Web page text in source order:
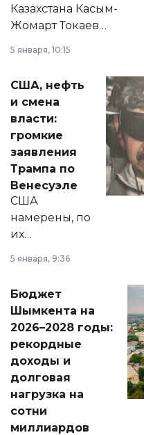
Казахстана Касым-
Жомарт Токаев
сразу несколько
актуальных тем —
от слухов о
политических
реформах до
вопросов армии,
экономики и
личного здоровья.
5 января, 10:15
США, нефть
и смена
власти:
громкие
заявления
Трампа по
Венесуэле
США
намерены, по
их
принести
народу
Венесуэлы.
5 января, 9:36
Бюджет
Шымкента на
2026–2028 годы:
рекордные
доходы и
долговая
нагрузка на
сотни
миллиардов